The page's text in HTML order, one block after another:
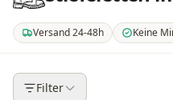
Versand 24-48h
. Versand innerhalb von 24-48
Keine
. Keine
Filter